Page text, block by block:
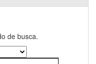
de busca.